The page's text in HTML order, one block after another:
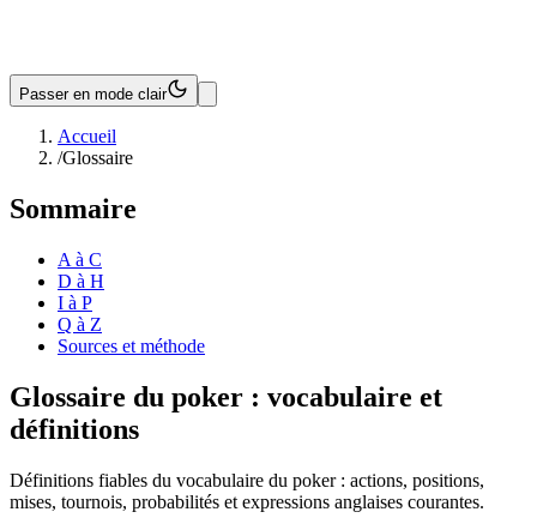
Passer en mode clair
Accueil
/Glossaire
Sommaire
A à C
D à H
I à P
Q à Z
Sources et méthode
Glossaire du poker : vocabulaire et
définitions
Définitions fiables du vocabulaire du poker : actions, positions,
mises, tournois, probabilités et expressions anglaises courantes.